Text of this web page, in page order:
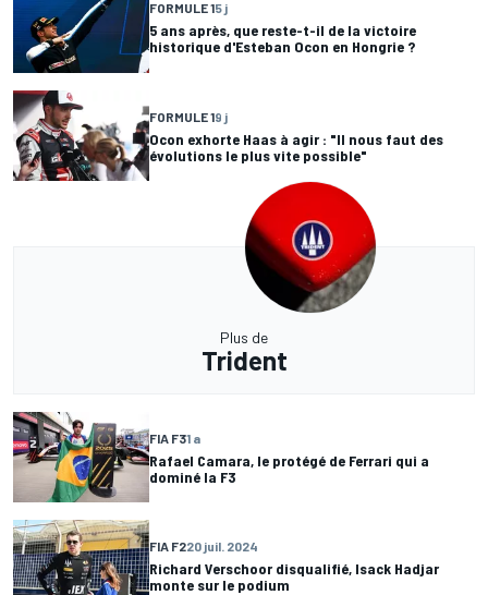
FORMULE 15 j
5 ans après, que reste-t-il de la victoire
historique d'Esteban Ocon en Hongrie ?
FORMULE 19 j
Ocon exhorte Haas à agir : "Il nous faut des
évolutions le plus vite possible"
Plus de
Trident
FIA F31 a
Rafael Camara, le protégé de Ferrari qui a
dominé la F3
FIA F220 juil. 2024
Richard Verschoor disqualifié, Isack Hadjar
monte sur le podium